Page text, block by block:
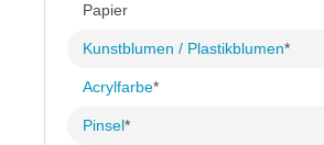
Papier
Kunstblumen / Plastikblumen*
Acrylfarbe*
Pinsel*